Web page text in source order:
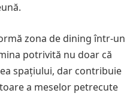
zona de dining într-un
potrivită nu doar că
spațiului, dar contribuie
a meselor petrecute